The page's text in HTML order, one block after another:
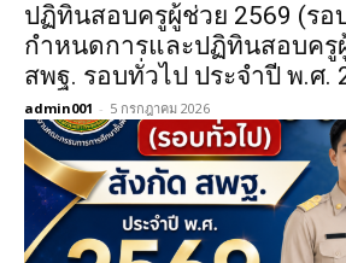
ปฏิทินสอบครูผู้ช่วย 2569 (รอ
กำหนดการและปฏิทินสอบครู
สพฐ. รอบทั่วไป ประจำปี พ.ศ
admin001 - 5 กรกฎาคม 2026